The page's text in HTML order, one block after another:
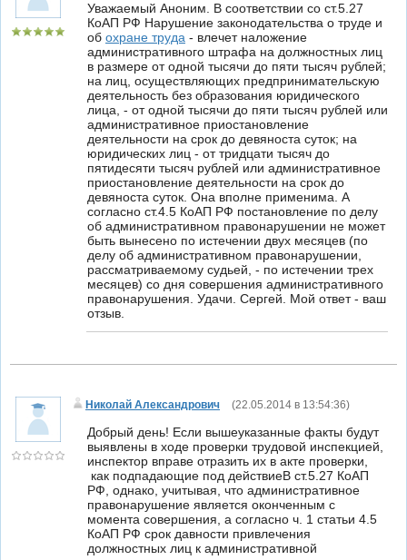
Уважаемый Аноним. В соответствии со ст.5.27
КоАП РФ Нарушение законодательства о труде и
об охране труда - влечет наложение
административного штрафа на должностных лиц
в размере от одной тысячи до пяти тысяч рублей;
на лиц, осуществляющих предпринимательскую
деятельность без образования юридического
лица, - от одной тысячи до пяти тысяч рублей или
административное приостановление
деятельности на срок до девяноста суток; на
юридических лиц - от тридцати тысяч до
пятидесяти тысяч рублей или административное
приостановление деятельности на срок до
девяноста суток. Она вполне применима. А
согласно ст.4.5 КоАП РФ постановление по делу
об административном правонарушении не может
быть вынесено по истечении двух месяцев (по
делу об административном правонарушении,
рассматриваемому судьей, - по истечении трех
месяцев) со дня совершения административного
правонарушения. Удачи. Сергей. Мой ответ - ваш
отзыв.
Николай Александрович (22.05.2014 в 13:54:36)
Добрый день! Если вышеуказанные факты будут
выявлены в ходе проверки трудовой инспекцией,
инспектор вправе отразить их в акте проверки,
как подпадающие под действиеВ ст.5.27 КоАП
РФ, однако, учитывая, что административное
правонарушение является оконченным с
момента совершения, а согласно ч. 1 статьи 4.5
КоАП РФ срок давности привлечения
должностных лиц к административной